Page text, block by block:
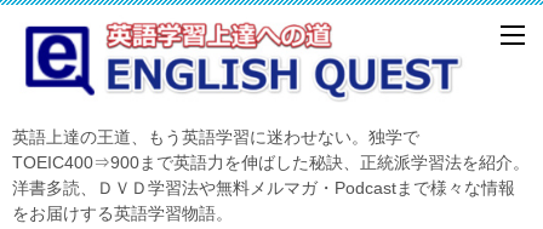
英語上達の王道、もう英語学習に迷わせない。独学で
TOEIC400⇒900まで英語力を伸ばした秘訣、正統派学習法を紹介。
洋書多読、ＤＶＤ学習法や無料メルマガ・Podcastまで様々な情報
をお届けする英語学習物語。